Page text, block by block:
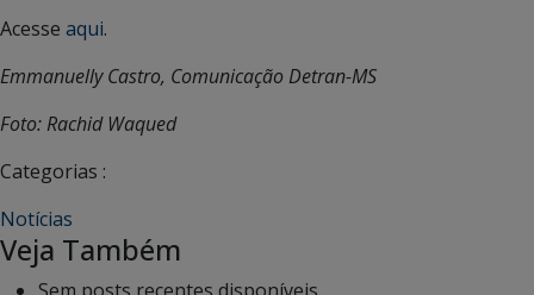
Acesse aqui.
Emmanuelly Castro, Comunicação Detran-MS
Foto: Rachid Waqued
Categorias :
Notícias
Veja Também